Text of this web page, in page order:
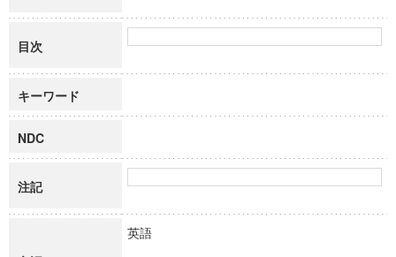
目次
キーワード
NDC
注記
英語